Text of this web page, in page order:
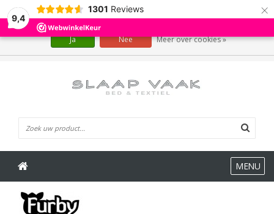
9,4
1301 Reviews ×
MENU
Wij slaan cookies op om onze website te verbeteren. Is dat akkoord?
Ja Nee Meer over cookies »